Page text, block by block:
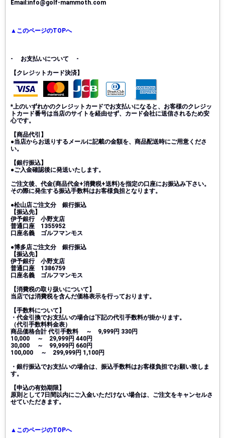
Email:info@golf-mammoth.com
▲このページのTOPへ
- お支払いについて -
【クレジットカード決済】
*上のいずれかのクレジットカードでお支払いになると、お客様のクレジッ
トカード番号は当店のサイトを経由せず、カード会社に送信されるため安
心です。
【商品代引】
●当店からお送りするメールに記載の金額を、商品配送時にご用意くださ
い。
【銀行振込】
●ご入金確認後に発送いたします。
ご注文後、代金(商品代金+消費税+送料)を指定の口座にお振込み下さい。
その際に発生する振込手数料はお客様負担となります。
●松山店ご注文分 銀行振込
【振込先】
伊予銀行 小野支店
普通口座 1355952
口座名義 ゴルフマンモス
●博多店ご注文分 銀行振込
【振込先】
伊予銀行 小野支店
普通口座 1386759
口座名義 ゴルフマンモス
【消費税の取り扱いについて】
当店では消費税を含んだ価格表示を行っております。
【手数料について】
・代金引換でお支払いの場合は下記の代引手数料が掛かります。
（代引手数料料金表）
商品価格合計 代引手数料 ～ 9,999円 330円
10,000 ～ 29,999円 440円
30,000 ～ 99,999円 660円
100,000 ～ 299,999円 1,100円
・銀行振込でお支払いの場合は、振込手数料はお客様負担でお願い致しま
す。
【申込の有効期限】
原則として7日間以内にご入金いただけない場合は、ご注文をキャンセルさ
せていただきます。
▲このページのTOPへ